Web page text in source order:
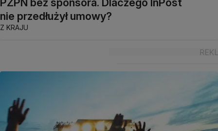
nie przedłużył umowy?
Z KRAJU